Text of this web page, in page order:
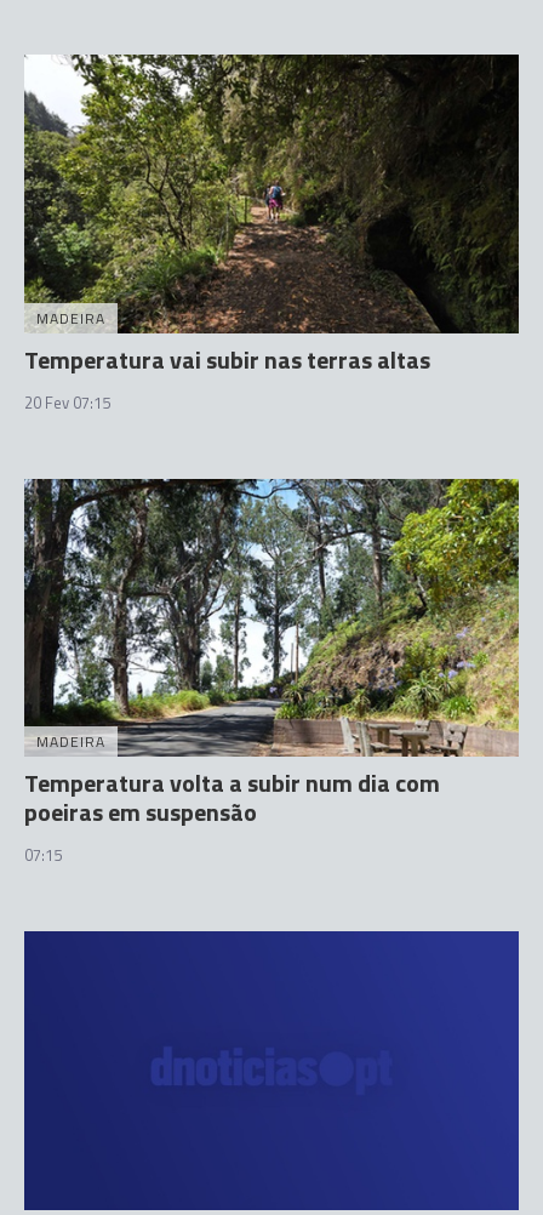
MADEIRA
Temperatura vai subir nas terras altas
20 Fev 07:15
MADEIRA
Temperatura volta a subir num dia com
poeiras em suspensão
07:15